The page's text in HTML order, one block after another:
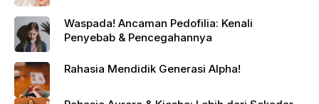
Waspada! Ancaman Pedofilia: Kenali
Penyebab & Pencegahannya
Rahasia Mendidik Generasi Alpha!